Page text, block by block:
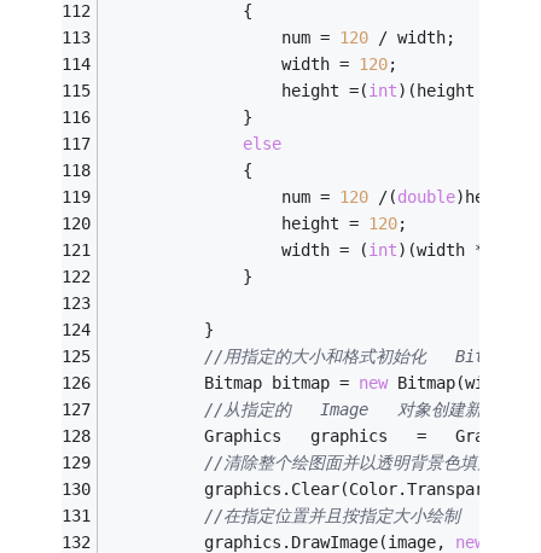
              {
                  num =
120 / width;
                  width =
120;
                  height =(
int)(height *
              }
else
              {
                  num =
120 /(double)height;
                  height =
120;
                  width = (
int)(width *
              }
          }
//用指定的大小和格式初始化   Bitmap
          Bitmap bitmap =
new
//从指定的   Image   对象创建新
Graphics   graphics   =
//清除整个绘图面并以透明背景色填充
//在指定位置并且按指定大小绘制   原
          graphics.DrawImage(image,
new